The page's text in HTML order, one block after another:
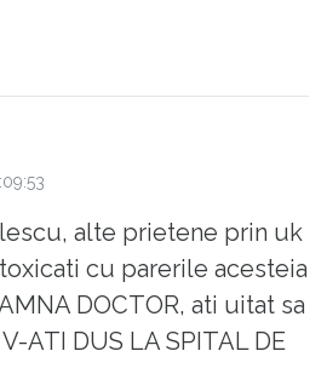
oaselor m-au anuntat
si fara operatie mai am
au operat,mi-au
cu unul de la umar de
tarziu mi-au pus o valva
cat de cat,mi-au dat si
dar cu care nu ma
alte prietene prin uk
cu parerile acesteia
DOCTOR, ati uitat sa
ATI DUS LA SPITAL DE